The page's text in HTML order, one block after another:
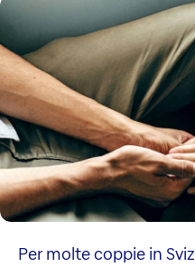
Per molte coppie in